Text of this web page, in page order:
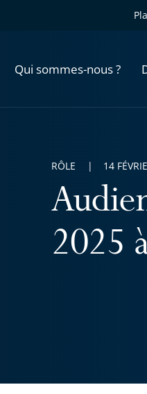
Qui sommes-nous ?
2025
RÔLE 14